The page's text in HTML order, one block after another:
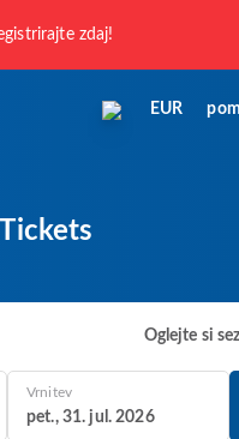
zdaj!
EUR
Oglejte si
Vrnitev
pet., 31. jul. 2026